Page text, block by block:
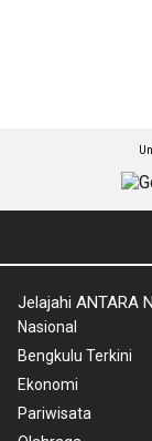
Jelajahi ANTARA
Nasional
Bengkulu Terkini
Ekonomi
Pariwisata